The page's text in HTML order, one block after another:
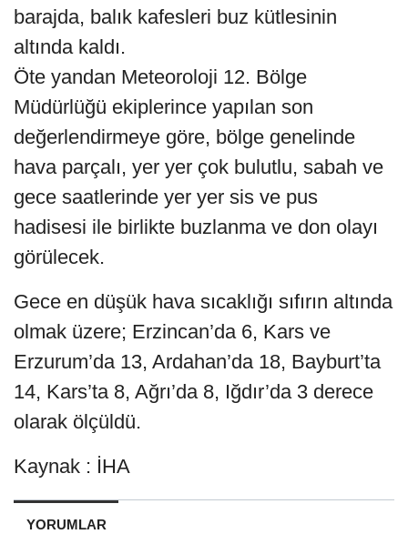
barajda, balık kafesleri buz kütlesinin
altında kaldı.
Öte yandan Meteoroloji 12. Bölge
Müdürlüğü ekiplerince yapılan son
değerlendirmeye göre, bölge genelinde
hava parçalı, yer yer çok bulutlu, sabah ve
gece saatlerinde yer yer sis ve pus
hadisesi ile birlikte buzlanma ve don olayı
görülecek.
Gece en düşük hava sıcaklığı sıfırın altında
olmak üzere; Erzincan’da 6, Kars ve
Erzurum’da 13, Ardahan’da 18, Bayburt’ta
14, Kars’ta 8, Ağrı’da 8, Iğdır’da 3 derece
olarak ölçüldü.
Kaynak : İHA
YORUMLAR